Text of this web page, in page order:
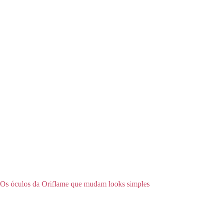
Os óculos da Oriflame que mudam looks simples